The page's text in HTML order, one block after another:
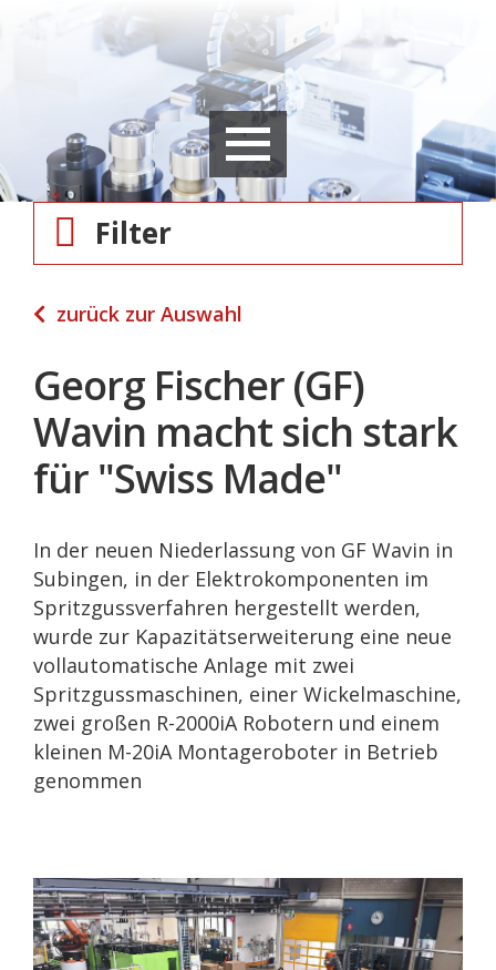
Filter
zurück zur Auswahl
Georg Fischer (GF)
Wavin macht sich stark
für "Swiss Made"
In der neuen Niederlassung von GF Wavin in
Subingen, in der Elektrokomponenten im
Spritzgussverfahren hergestellt werden,
wurde zur Kapazitätserweiterung eine neue
vollautomatische Anlage mit zwei
Spritzgussmaschinen, einer Wickelmaschine,
zwei großen R-2000iA Robotern und einem
kleinen M-20iA Montageroboter in Betrieb
genommen